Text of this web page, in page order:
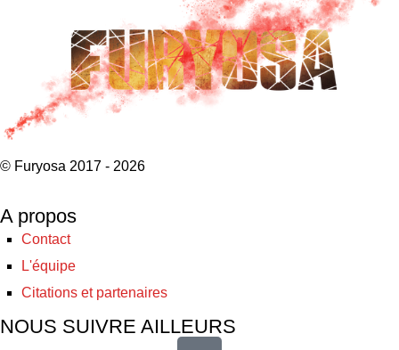
© Furyosa 2017 - 2026
A propos
Contact
L'équipe
Citations et partenaires
NOUS SUIVRE AILLEURS